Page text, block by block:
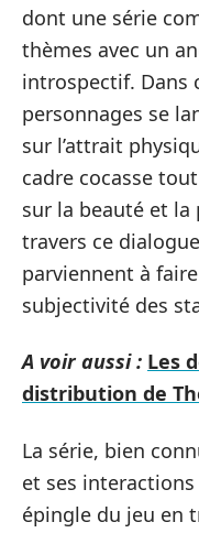
dont une série
thèmes avec un
introspectif. Dans
personnages se
sur l’attrait
cadre cocasse
sur la beauté et la
travers ce
parviennent à
subjectivité des
A voir aussi : Les
distribution de
La série, bien
et ses
épingle du jeu en